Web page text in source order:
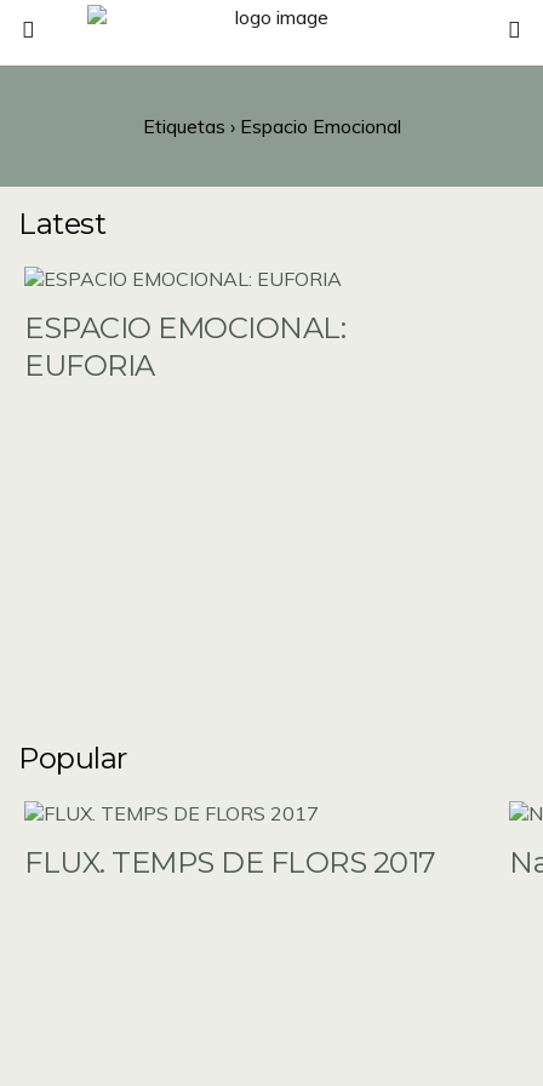
Etiquetas › Espacio Emocional
Latest
ESPACIO EMOCIONAL:
EUFORIA
Popular
FLUX. TEMPS DE FLORS 2017